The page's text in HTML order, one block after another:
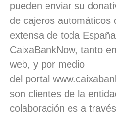
pueden enviar su
de cajeros automáticos
extensa de toda
CaixaBankNow, tanto
web, y por medio
del portal
son clientes de la
colaboración es a